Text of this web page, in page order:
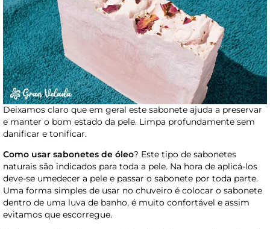
Deixamos claro que em geral este sabonete ajuda a preservar
e manter o bom estado da pele. Limpa profundamente sem
danificar e tonificar.
Como usar sabonetes de óleo? Este tipo de sabonetes
naturais são indicados para toda a pele. Na hora de aplicá-los
deve-se umedecer a pele e passar o sabonete por toda parte.
Uma forma simples de usar no chuveiro é colocar o sabonete
dentro de uma luva de banho, é muito confortável e assim
evitamos que escorregue.